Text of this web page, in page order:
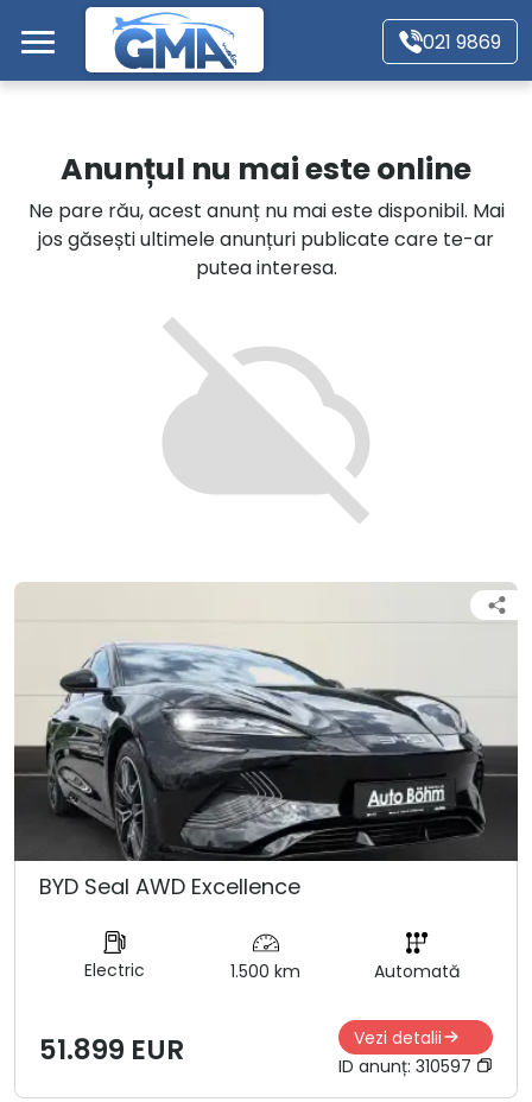
Mergi direct la conținutul principal
021 9869
Autoturisme
Motociclete
Autoutilitare
Alte tipuri vehicule
Anunțul nu mai este online
Ne pare rău, acest anunț nu mai este disponibil. Mai
jos găsești ultimele anunțuri publicate care te-ar
putea interesa.
BYD Seal AWD Excellence
Electric 1.500 km Automată
51.899 EUR
Vezi detalii
ID anunț: 310597